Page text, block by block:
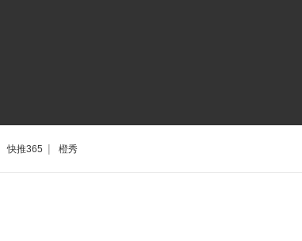
快推365 | 橙秀